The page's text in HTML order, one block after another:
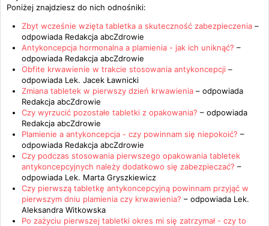
Poniżej znajdziesz do nich odnośniki:
Zbyt wcześnie wzięta tabletka a skuteczność zabezpieczenia –
odpowiada Redakcja abcZdrowie
Antykoncepcja hormonalna a plamienia - jak ich uniknąć? –
odpowiada Redakcja abcZdrowie
Obfite krwawienie w trakcie stosowania antykoncepcji –
odpowiada Lek. Jacek Ławnicki
Zmiana tabletek w pierwszy dzień krwawienia – odpowiada
Redakcja abcZdrowie
Czy wyrzucić pozostałe tabletki z opakowania? – odpowiada
Redakcja abcZdrowie
Plamienie a antykoncepcja - czy powinnam się niepokoić? –
odpowiada Redakcja abcZdrowie
Czy podczas stosowania pierwszego opakowania tabletek
antykoncepcyjnych należy dodatkowo się zabezpieczać? –
odpowiada Lek. Marta Gryszkiewicz
Czy pierwszą tabletkę antykoncepcyjną powinnam przyjąć w
pierwszym dniu plamienia czy krwawienia? – odpowiada Lek.
Aleksandra Witkowska
Po zażyciu pierwszej tabletki okres mi się zatrzymał - czy to